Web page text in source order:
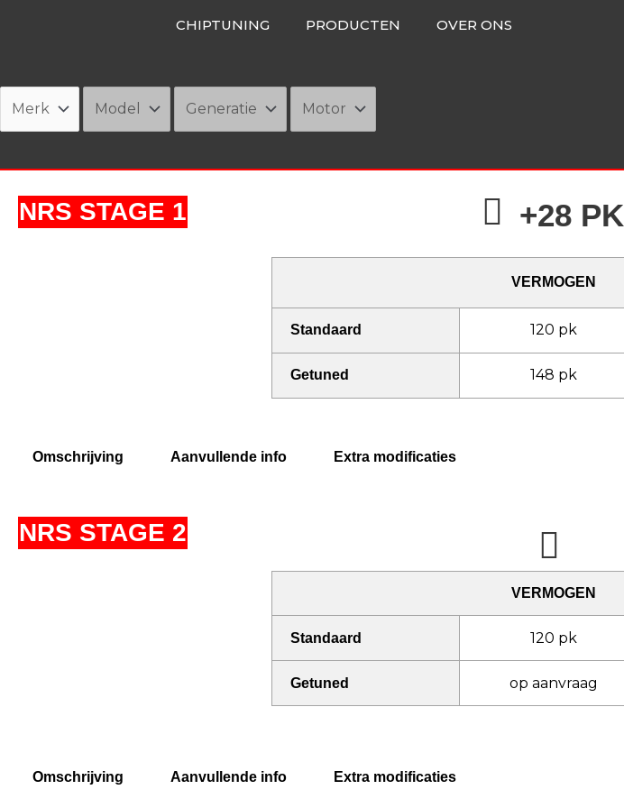
CHIPTUNING PRODUCTEN OVER ONS
NRS STAGE 1 +28 PK
VERMOGEN
Standaard 120 pk
Getuned 148 pk
Omschrijving Aanvullende info Extra modificaties
NRS STAGE 2
VERMOGEN
Standaard 120 pk
Getuned op aanvraag
Omschrijving Aanvullende info Extra modificaties